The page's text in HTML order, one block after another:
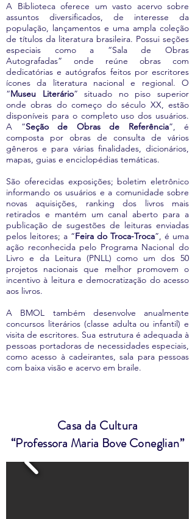
A Biblioteca oferece um vasto acervo sobre
assuntos diversificados, de interesse da
população, lançamentos e uma ampla coleção
de títulos da literatura brasileira. Possui seções
especiais como a “Sala de Obras
Autografadas” onde reúne obras com
dedicatórias e autógrafos feitos por escritores
ícones da literatura nacional e regional. O
“Museu Literário” situado no piso superior
onde obras do começo do século XX, estão
disponíveis para o completo uso dos usuários.
A “Seção de Obras de Referência”, é
composta por obras de consulta de vários
gêneros e para várias finalidades, dicionários,
mapas, guias e enciclopédias temáticas.
São oferecidas exposições; boletim eletrônico
informando os usuários e a comunidade sobre
novas aquisições, ranking dos livros mais
retirados e mantém um canal aberto para a
publicação de sugestões de leituras enviadas
pelos leitores; a “Feira do Troca-Troca”, é uma
ação reconhecida pelo Programa Nacional do
Livro e da Leitura (PNLL) como um dos 50
projetos nacionais que melhor promovem o
incentivo à leitura e democratização do acesso
aos livros.
A BMOL também desenvolve anualmente
concursos literários (classe adulta ou infantil) e
visita de escritores. Sua estrutura é adequada à
pessoas portadoras de necessidades especiais,
como acesso à cadeirantes, sala para pessoas
com baixa visão e acervo em braile.
Casa da Cultura
“Professora Maria Bove Coneglian”